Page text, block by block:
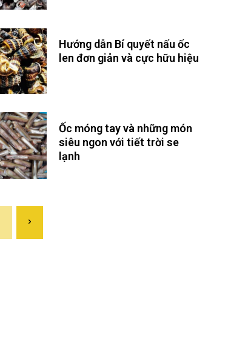
Hướng dẫn Bí quyết nấu ốc
len đơn giản và cực hữu hiệu
Ốc móng tay và những món
siêu ngon với tiết trời se
lạnh